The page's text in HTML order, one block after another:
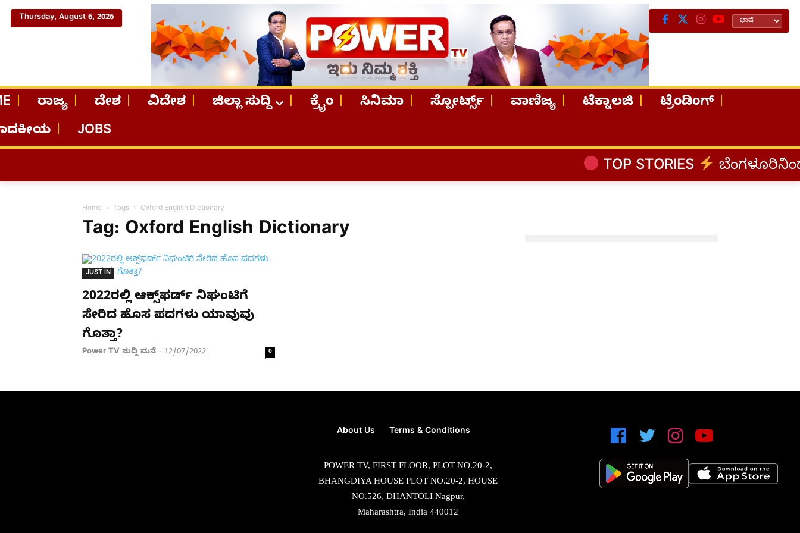
Thursday, August 6, 2026
ರಾಜ್ಯ ದೇಶ ವಿದೇಶ ಜಿಲ್ಲಾ ಸುದ್ದಿ ಕ್ರೈಂ ಸಿನಿಮಾ ಸ್ಪೋರ್ಟ್ಸ್ ವಾಣಿಜ್ಯ ಟೆಕ್ನಾಲಜಿ
ಟ್ರೆಂಡಿಂಗ್
JOBS
TOP STORIES ಬೆಂಗಳೂರಿನಿಂದ
Home Tags Oxford English Dictionary
Tag: Oxford English Dictionary
JUST IN
2022ರಲ್ಲಿ ಆಕ್ಸ್‌ಫರ್ಡ್ ನಿಘಂಟಿಗೆ
ಸೇರಿದ ಹೊಸ ಪದಗಳು ಯಾವುವು
ಗೊತ್ತಾ?
Power TV ಸುದ್ದಿ ಮನೆ - 12/07/2022 0
About Us Terms & Conditions
POWER TV, FIRST FLOOR, PLOT NO.20-2,
BHANGDIYA HOUSE PLOT NO.20-2, HOUSE
NO.526, DHANTOLI Nagpur,
Maharashtra, India 440012